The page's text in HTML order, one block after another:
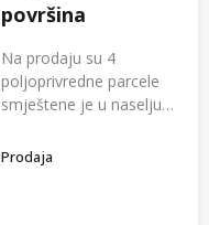
površina
Na prodaju su 4
poljoprivredne parcele
smještene je u naselju…
Prodaja